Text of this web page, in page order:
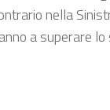
nella
a superare